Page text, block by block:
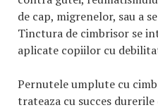
de cap, migrenelor, sau a
Tinctura de cimbrisor se
aplicate copiilor cu
Pernutele umplute cu
trateaza cu succes